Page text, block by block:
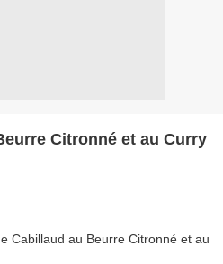
Citronné et au Curry